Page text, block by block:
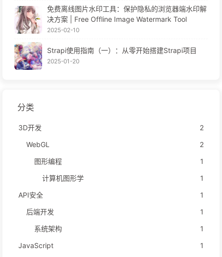
免费离线图片水印工具：保护隐私的浏览器端水印解
决方案 | Free Offline Image Watermark Tool
2025-02-10
Strapi使用指南（一）：从零开始搭建Strapi项目
2025-01-20
分类
3D开发
2
WebGL
2
图形编程
1
计算机图形学
1
API安全
1
后端开发
1
系统架构
1
JavaScript
1